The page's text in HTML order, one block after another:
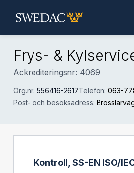
Frys- &
Ackrediteringsnr: 4069
Org.nr: 556416-2617Telefon: 063-
Post- och besöksadress:
Kontroll, SS-EN ISO/